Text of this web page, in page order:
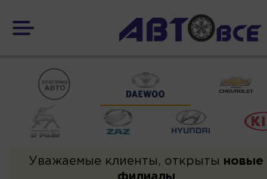
Уважаемые клиенты, открыты новые
филиалы